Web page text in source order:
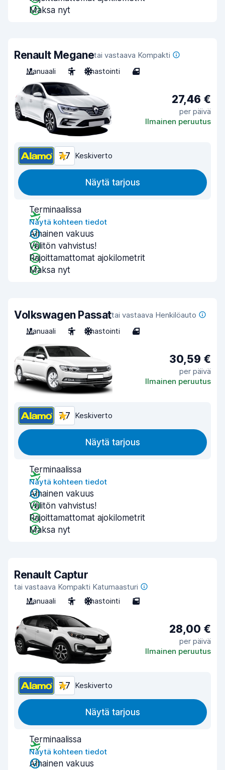
Maksa nyt
Renault Meganetai vastaava Kompakti
Manuaali
5 Ilmastointi 4
27,46 €
per päivä
Ilmainen peruutus
7,7 Keskiverto
Näytä tarjous
Terminaalissa
Näytä kohteen tiedot
Alhainen vakuus
Välitön vahvistus!
Rajoittamattomat ajokilometrit
Maksa nyt
Volkswagen Passattai vastaava Henkilöauto
Manuaali
5 Ilmastointi 4
30,59 €
per päivä
Ilmainen peruutus
7,7 Keskiverto
Näytä tarjous
Terminaalissa
Näytä kohteen tiedot
Alhainen vakuus
Välitön vahvistus!
Rajoittamattomat ajokilometrit
Maksa nyt
Renault Captur
tai vastaava Kompakti Katumaasturi
Manuaali
5 Ilmastointi 5
28,00 €
per päivä
Ilmainen peruutus
7,7 Keskiverto
Näytä tarjous
Terminaalissa
Näytä kohteen tiedot
Alhainen vakuus